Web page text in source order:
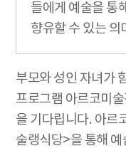
들에게 예술을 통
향유할 수 있는 의
부모와 성인 자녀가
프로그램 아르코미
을 기다립니다. 아르
술랭식당>을 통해